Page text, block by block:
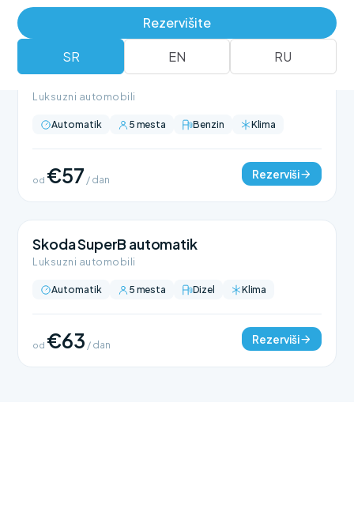
Rezervišite
SR EN RU
BMW 318 automatik
Luksuzni automobili
Automatik 5 mesta Benzin Klima
od €57 / dan Rezerviši
Skoda SuperB automatik
Luksuzni automobili
Automatik 5 mesta Dizel Klima
od €63 / dan Rezerviši